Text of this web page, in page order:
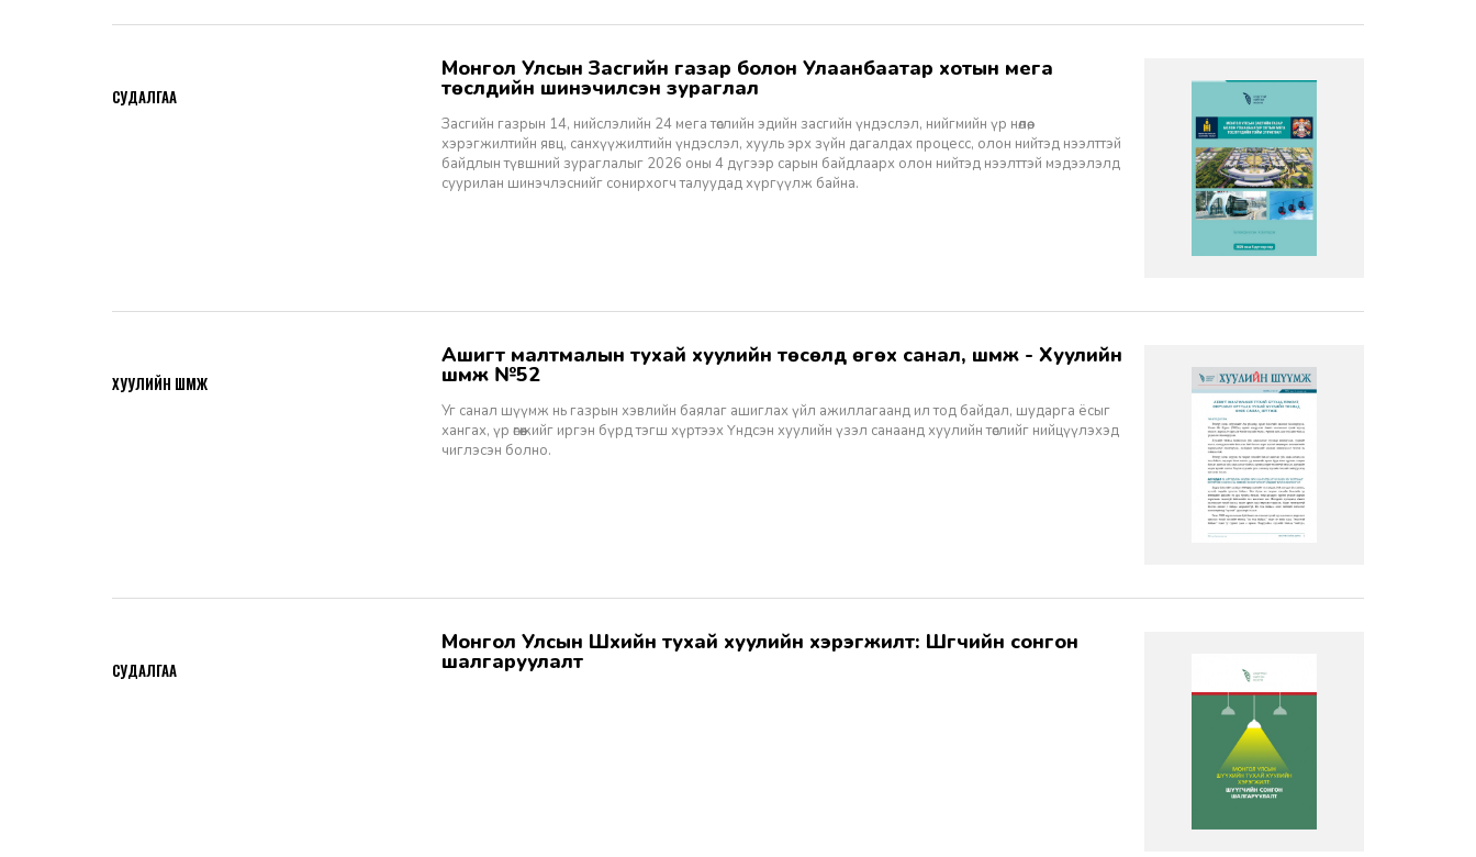
Монгол Улсын Засгийн газар болон Улаанбаатар хотын мега
төслүүдийн шинэчилсэн зураглал
Засгийн газрын 14, нийслэлийн 24 мега төслийн эдийн засгийн үндэслэл, нийгмийн үр нөлөө,
хэрэгжилтийн явц, санхүүжилтийн үндэслэл, хууль эрх зүйн дагалдах процесс, олон нийтэд нээлттэй
байдлын түвшний зураглалыг 2026 оны 4 дүгээр сарын байдлаарх олон нийтэд нээлттэй мэдээлэлд
суурилан шинэчлэснийг сонирхогч талуудад хүргүүлж байна.
СУДАЛГАА
Ашигт малтмалын тухай хуулийн төсөлд өгөх санал, шүүмж - Хуулийн
шүүмж №52
Уг санал шүүмж нь газрын хэвлийн баялаг ашиглах үйл ажиллагаанд ил тод байдал, шударга ёсыг
хангах, үр өгөөжийг иргэн бүрд тэгш хүртээх Үндсэн хуулийн үзэл санаанд хуулийн төслийг нийцүүлэхэд
чиглэсэн болно.
ХУУЛИЙН ШҮҮМЖ
Монгол Улсын Шүүхийн тухай хуулийн хэрэгжилт: Шүүгчийн сонгон
шалгаруулалт
СУДАЛГАА